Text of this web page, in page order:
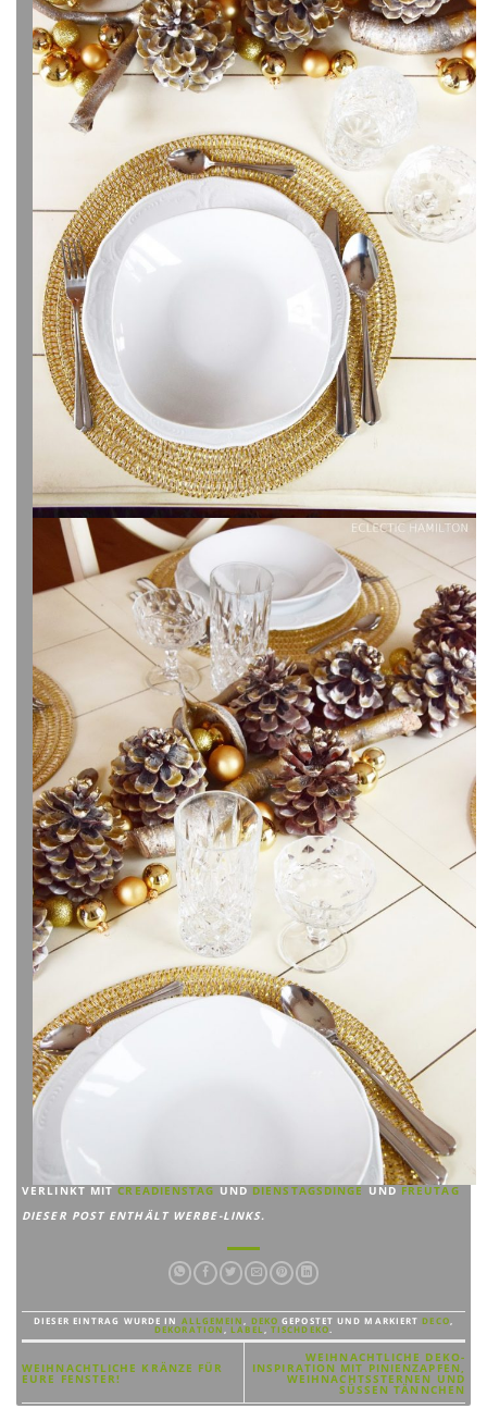
VERLINKT MITCREADIENSTAGUNDDIENSTAGSDINGEUNDFREUTAG
DIESER POST ENTHÄLT WERBE-LINKS.
DIESER EINTRAG WURDE IN ALLGEMEIN, DEKO GEPOSTET UND MARKIERTDECO,
DEKORATION,LABEL, TISCHDEKO.
WEIHNACHTLICHE KRÄNZE FÜR
EURE FENSTER!
WEIHNACHTLICHE DEKO-
INSPIRATION MIT PINIENZAPFEN,
WEIHNACHTSSTERNEN UND
SÜSSEN TÄNNCHEN